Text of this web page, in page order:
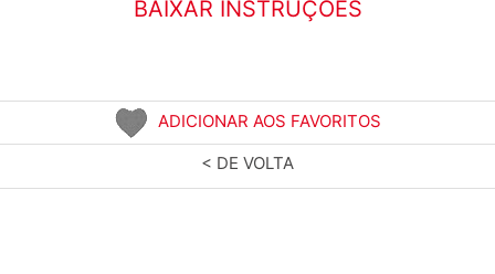
BAIXAR INSTRUÇÕES
ADICIONAR AOS FAVORITOS
< DE VOLTA